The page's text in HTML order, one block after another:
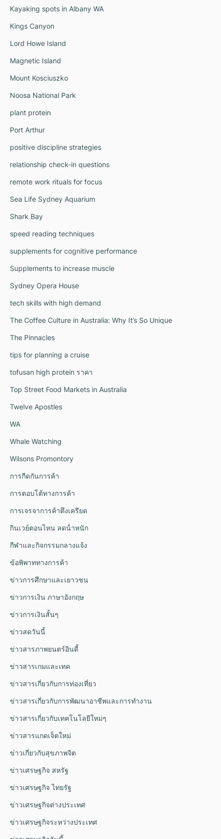
Kayaking spots in Albany WA
Kings Canyon
Lord Howe Island
Magnetic Island
Mount Kosciuszko
Noosa National Park
plant protein
Port Arthur
positive discipline strategies
relationship check-in questions
remote work rituals for focus
Sea Life Sydney Aquarium
Shark Bay
speed reading techniques
supplements for cognitive performance
Supplements to increase muscle
Sydney Opera House
tech skills with high demand
The Coffee Culture in Australia: Why It’s So Unique
The Pinnacles
tips for planning a cruise
tofusan high protein ราคา
Top Street Food Markets in Australia
Twelve Apostles
WA
Whale Watching
Wilsons Promontory
การกีดกันการค้า
การตอบโต้ทางการค้า
การเจรจาการค้าตึงเครียด
กินเวย์ตอนไหน ลดน้ําหนัก
กีฬาและกิจกรรมกลางแจ้ง
ข้อพิพาททางการค้า
ข่าวการศึกษาและเยาวชน
ข่าวการเงิน ภาษาอังกฤษ
ข่าวการเงินสั้นๆ
ข่าวสดวันนี้
ข่าวสารภาพยนตร์อินดี้
ข่าวสารเกมและเทค
ข่าวสารเกี่ยวกับการท่องเที่ยว
ข่าวสารเกี่ยวกับการพัฒนาอาชีพและการทำงาน
ข่าวสารเกี่ยวกับเทคโนโลยีใหม่ๆ
ข่าวสารแกดเจ็ตใหม่
ข่าวเกี่ยวกับสุขภาพจิต
ข่าวเศรษฐกิจ สหรัฐ
ข่าวเศรษฐกิจ ไทยรัฐ
ข่าวเศรษฐกิจต่างประเทศ
ข่าวเศรษฐกิจระหว่างประเทศ